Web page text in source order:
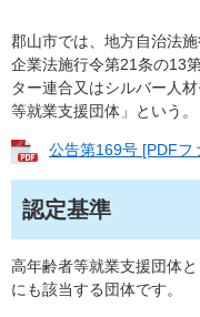
郡山市では、地方自治法
企業法施行令第21条の13
ター連合又はシルバー人
等就業支援団体」という
公告第169号 [PDFフ
認定基準
高年齢者等就業支援団体
にも該当する団体です。